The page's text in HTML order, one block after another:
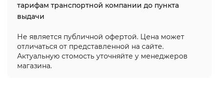
тарифам транспортной компании до пункта
выдачи
Не является публичной офертой. Цена может
отличаться от представленной на сайте.
Актуальную стомость уточняйте у менеджеров
магазина.